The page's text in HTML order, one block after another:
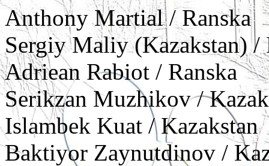
Anthony Martial / Ranska
Sergiy Maliy (Kazakstan) /
Adriean Rabiot / Ranska
Serikzan Muzhikov /
Islambek Kuat / Kazakstan
Baktiyor Zaynutdinov /